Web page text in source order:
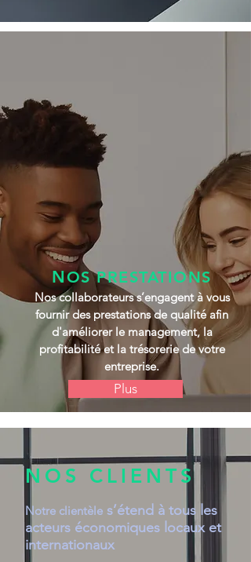
NOS PRESTATIONS
Nos collaborateurs s’engagent à vous
fournir des prestations de qualité afin
d'améliorer le management, la
profitabilité et la trésorerie de votre
entreprise.
Plus
NOS CLIENTS
Notre clientèle s’étend à tous les
acteurs économiques locaux et
internationaux